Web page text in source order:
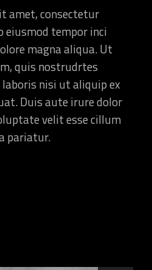
amet, consectetur
eiusmod tempor inci
magna aliqua. Ut
quis nostrudrtes
nisi ut aliquip ex
Duis aute irure dolor
velit esse cillum
pariatur.